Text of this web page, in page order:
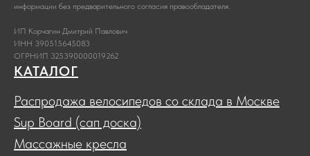
информации без предварительного согласия правообладателя.
ИП Корчагин Дмитрий Павлович
ИНН 390515645083
ОГРНИП 325390000019262
КАТАЛОГ
Распродажа велосипедов со склада в Москве
Sup Board (сап доска)
Массажные кресла